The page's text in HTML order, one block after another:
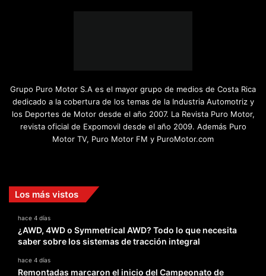
Grupo Puro Motor S.A es el mayor grupo de medios de Costa Rica
dedicado a la cobertura de los temas de la Industria Automotriz y
los Deportes de Motor desde el año 2007. La Revista Puro Motor,
revista oficial de Expomovil desde el año 2009. Además Puro
Motor TV, Puro Motor FM y PuroMotor.com
Los más vistos
hace 4 días
¿AWD, 4WD o Symmetrical AWD? Todo lo que necesita
saber sobre los sistemas de tracción integral
hace 4 días
Remontadas marcaron el inicio del Campeonato de